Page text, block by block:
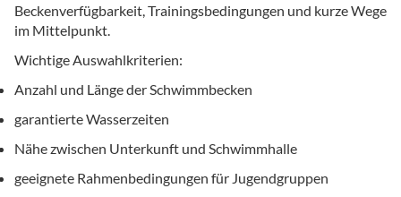
Beckenverfügbarkeit, Trainingsbedingungen und kurze Wege
im Mittelpunkt.
Wichtige Auswahlkriterien:
Anzahl und Länge der Schwimmbecken
garantierte Wasserzeiten
Nähe zwischen Unterkunft und Schwimmhalle
geeignete Rahmenbedingungen für Jugendgruppen